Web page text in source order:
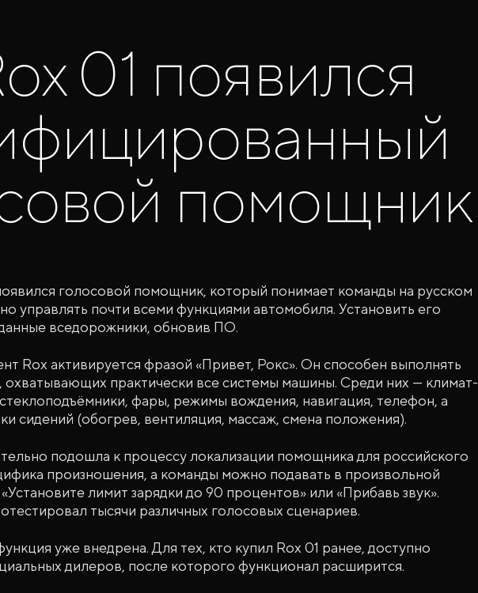
01 появился
помощник
голосовой помощник, который понимает команды на русском
управлять почти всеми функциями автомобиля. Установить его
вседорожники, обновив ПО.
Rox активируется фразой «Привет, Рокс». Он способен выполнять
практически все системы машины. Среди них — климат-
фары, режимы вождения, навигация, телефон, а
сидений (обогрев, вентиляция, массаж, смена положения).
подошла к процессу локализации помощника для российского
произношения, а команды можно подавать в произвольной
лимит зарядки до 90 процентов» или «Прибавь звук».
тысячи различных голосовых сценариев.
уже внедрена. Для тех, кто купил Rox 01 ранее, доступно
дилеров, после которого функционал расширится.